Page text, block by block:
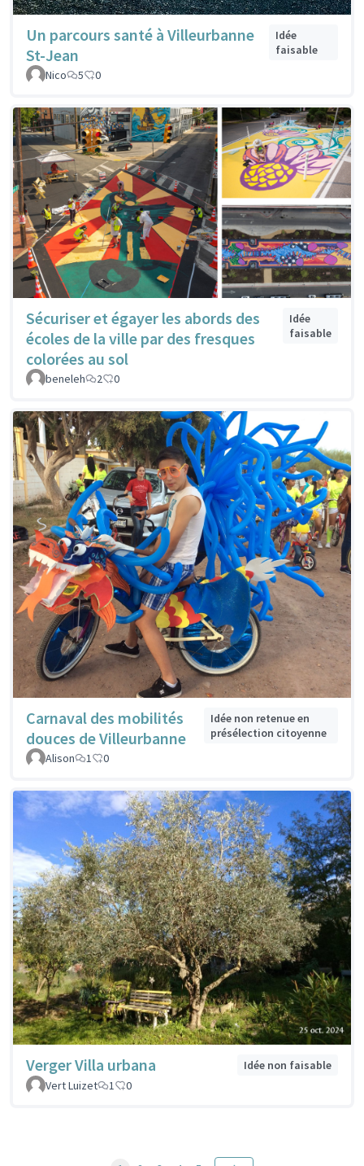
Un parcours santé à Villeurbanne
St-Jean
Idée
faisable
Nico
5 0
Sécuriser et égayer les abords des
écoles de la ville par des fresques
colorées au sol
Idée
faisable
beneleh 2 0
Carnaval des mobilités
douces de Villeurbanne
Idée non retenue en
présélection citoyenne
Alison
1 0
Verger Villa urbana
Idée non faisable
Vert Luizet
1 0